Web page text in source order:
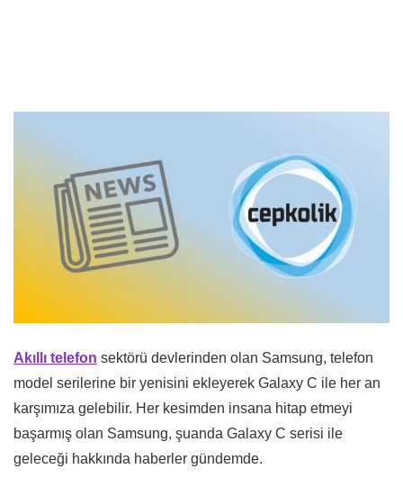
Akıllı telefon sektörü devlerinden olan Samsung, telefon
model serilerine bir yenisini ekleyerek Galaxy C ile her an
karşımıza gelebilir. Her kesimden insana hitap etmeyi
başarmış olan Samsung, şuanda Galaxy C serisi ile
geleceği hakkında haberler gündemde.